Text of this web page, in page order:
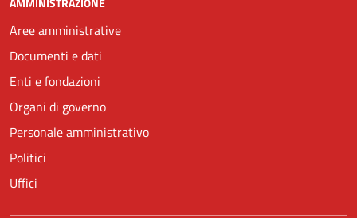
Aree amministrative
Documenti e dati
Enti e fondazioni
Organi di governo
Personale amministrativo
Politici
Uffici